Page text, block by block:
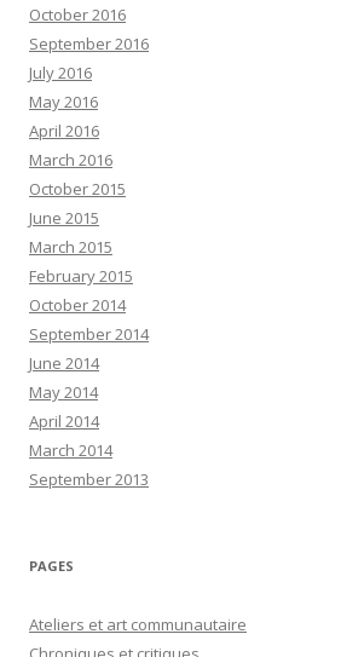
October 2016
September 2016
July 2016
May 2016
April 2016
March 2016
October 2015
June 2015
March 2015
February 2015
October 2014
September 2014
June 2014
May 2014
April 2014
March 2014
September 2013
PAGES
Ateliers et art communautaire